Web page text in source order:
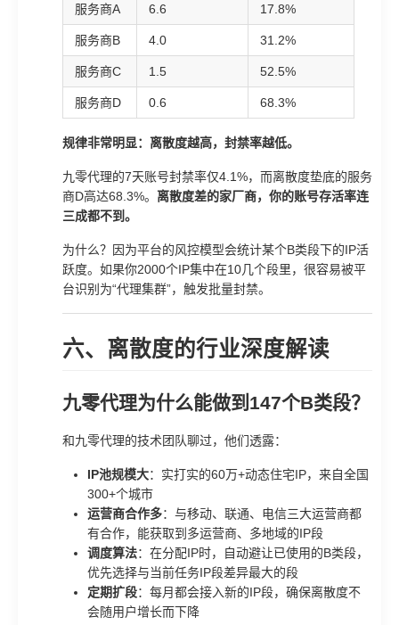
服务商A 6.6 17.8%
服务商B 4.0 31.2%
服务商C 1.5 52.5%
服务商D 0.6 68.3%
规律非常明显：离散度越高，封禁率越低。
九零代理的7天账号封禁率仅4.1%，而离散度垫底的服务
商D高达68.3%。 离散度差的家厂商，你的账号存活率连
三成都不到。
为什么？因为平台的风控模型会统计某个B类段下的IP活
跃度。如果你2000个IP集中在10几个段里，很容易被平
台识别为“代理集群”，触发批量封禁。
六、离散度的行业深度解读
九零代理为什么能做到147个B类段？
和九零代理的技术团队聊过，他们透露：
IP池规模大：实打实的60万+动态住宅IP，来自全国
300+个城市
运营商合作多：与移动、联通、电信三大运营商都
有合作，能获取到多运营商、多地域的IP段
调度算法：在分配IP时，自动避让已使用的B类段，
优先选择与当前任务IP段差异最大的段
定期扩段：每月都会接入新的IP段，确保离散度不
会随用户增长而下降